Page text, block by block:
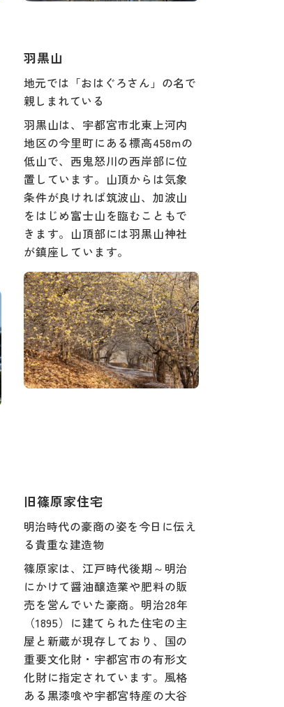
羽黒山
地元では「おはぐろさん」の名で
親しまれている
羽黒山は、宇都宮市北東上河内
地区の今里町にある標高458mの
低山で、西鬼怒川の西岸部に位
置しています。山頂からは気象
条件が良ければ筑波山、加波山
をはじめ富士山を臨むこともで
きます。山頂部には羽黒山神社
が鎮座しています。
旧篠原家住宅
明治時代の豪商の姿を今日に伝え
る貴重な建造物
篠原家は、江戸時代後期～明治
にかけて醤油醸造業や肥料の販
売を営んでいた豪商。明治28年
（1895）に建てられた住宅の主
屋と新蔵が現存しており、国の
重要文化財・宇都宮市の有形文
化財に指定されています。風格
ある黒漆喰や宇都宮特産の大谷